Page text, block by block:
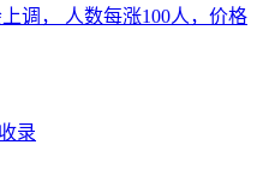
调， 人数每涨100人，价格
收录